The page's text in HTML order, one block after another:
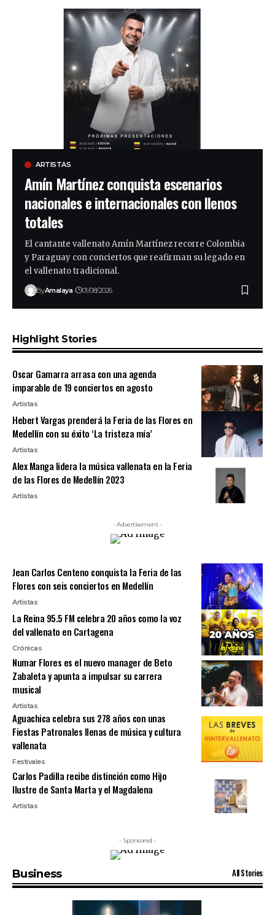
ARTISTAS
Amín Martínez conquista escenarios
nacionales e internacionales con llenos
totales
El cantante vallenato Amín Martínez recorre Colombia
y Paraguay con conciertos que reafirman su legado en
el vallenato tradicional.
ByAmalaya 01/08/2026
Highlight Stories
Oscar Gamarra arrasa con una agenda
imparable de 19 conciertos en agosto
Artistas
Hebert Vargas prenderá la Feria de las Flores en
Medellín con su éxito ‘La tristeza mía’
Artistas
Alex Manga lidera la música vallenata en la Feria
de las Flores de Medellín 2023
Artistas
- Advertisement -
Jean Carlos Centeno conquista la Feria de las
Flores con seis conciertos en Medellín
Artistas
La Reina 95.5 FM celebra 20 años como la voz
del vallenato en Cartagena
Crónicas
Numar Flores es el nuevo manager de Beto
Zabaleta y apunta a impulsar su carrera
musical
Artistas
Aguachica celebra sus 278 años con unas
Fiestas Patronales llenas de música y cultura
vallenata
Festivales
Carlos Padilla recibe distinción como Hijo
Ilustre de Santa Marta y el Magdalena
Artistas
- Sponsored -
Business All Stories